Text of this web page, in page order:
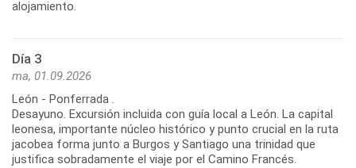
Día 3
ma, 01.09.2026
León - Ponferrada .
Desayuno. Excursión incluida con guía local a León. La capital
leonesa, importante núcleo histórico y punto crucial en la ruta
jacobea forma junto a Burgos y Santiago una trinidad que
justifica sobradamente el viaje por el Camino Francés.